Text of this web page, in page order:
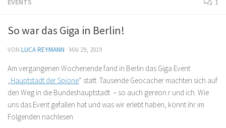
EVENTS 1
So war das Giga in Berlin!
VON LUCA REYMANN · MAI 29, 2019
Am vergangenen Wochenende fand in Berlin das Giga Event
„Hauptstadt der Spione“ statt. Tausende Geocacher machten sich auf
den Weg in die Bundeshauptstadt – so auch gereon.r und ich. Wie
uns das Event gefallen hat und was wir erlebt haben, könnt ihr im
Folgenden nachlesen.